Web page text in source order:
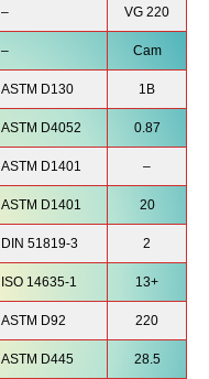
– VG 220
– Cam
ASTM D130 1B
ASTM D4052 0.87
ASTM D1401 –
ASTM D1401 20
DIN 51819-3 2
ISO 14635-1 13+
ASTM D92 220
ASTM D445 28.5